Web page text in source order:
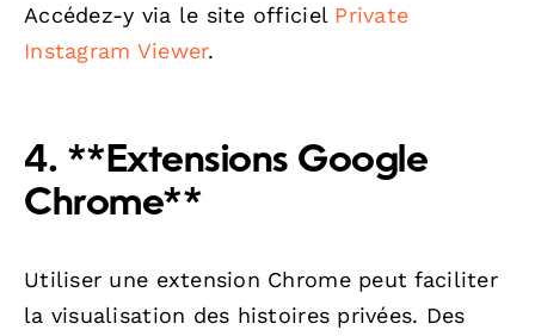
Accédez-y via le site officiel Private
Instagram Viewer.
4. **Extensions Google
Chrome**
Utiliser une extension Chrome peut faciliter
la visualisation des histoires privées. Des